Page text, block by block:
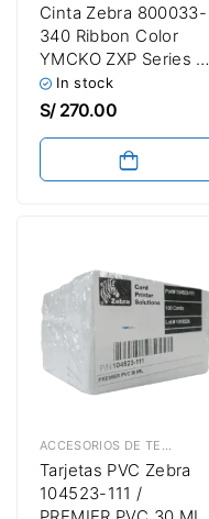
Cinta Zebra 800033-
340 Ribbon Color
YMCKO ZXP Series 3 /
280 Impresiones
In stock
S/270.00
ACCESORIOS DE TECNOLOGIA
Tarjetas PVC Zebra
104523-111 /